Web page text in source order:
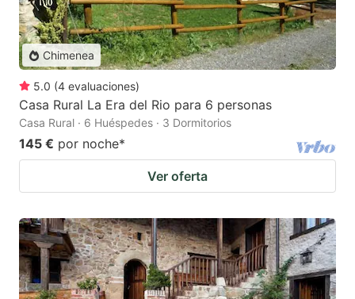
Chimenea
5.0 (4 evaluaciones)
Casa Rural La Era del Rio para 6 personas
Casa Rural · 6 Huéspedes · 3 Dormitorios
145 € por noche*
Ver oferta